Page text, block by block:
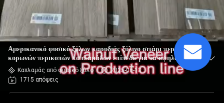
Αμερικανικό φυσικό ξύλων καρυδιάς ξύλινο σιτάρι περικοπών
κορωνών περικοπών καπλαμάδων επίπεδο για τα υψηλά
έπιπλα κατηγορίας που κάνουν τον κατασκευαστή FSC Κίνα
Καπλαμάς από φυσικό ξύλο
2025-06-13
1715 απόψεις